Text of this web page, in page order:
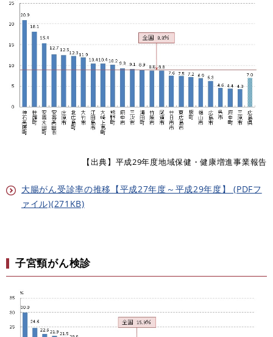
【出典】平成29年度地域保健・健康増進事業報告
大腸がん受診率の推移【平成27年度～平成29年度】 (PDFフ
ァイル)(271KB)
子宮頸がん検診